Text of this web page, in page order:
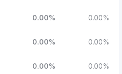
0.00% 0.00%
0.00% 0.00%
0.00% 0.00%